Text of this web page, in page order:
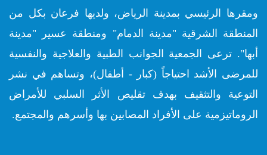
ومقرها الرئيسي بمدينة الرياض، ولديها فرعان بكل من
المنطقة الشرقية "مدينة الدمام" ومنطقة عسير "مدينة
أبها". ترعى الجمعية الجوانب الطبية والعلاجية والنفسية
للمرضى الأشد احتياجاً (كبار - أطفال)، وتساهم في نشر
التوعية والتثقيف بهدف تقليص الأثر السلبي للأمراض
الروماتيزمية على الأفراد المصابين بها وأسرهم والمجتمع.